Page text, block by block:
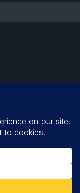
защищены.